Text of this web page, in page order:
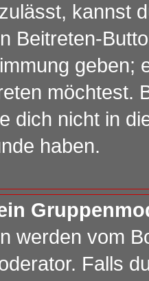
kannst
Beitreten-
geben;
möchtest.
dich nicht in
haben.
werden vom
Falls